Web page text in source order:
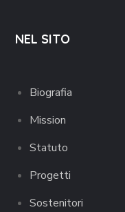
NEL SITO
Biografia
Mission
Statuto
Progetti
Sostenitori